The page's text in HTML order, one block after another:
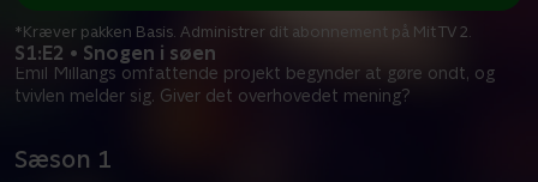
S1:E2 • Snogen i søen
Emil Millangs omfattende projekt begynder at gøre ondt, og
tvivlen melder sig. Giver det overhovedet mening?
*Kræver pakken Basis. Administrer dit abonnement på Mit TV 2.
Sæson 1